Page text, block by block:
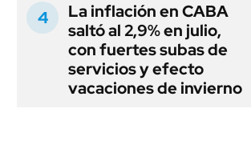
La inflación en CABA
saltó al 2,9% en julio,
con fuertes subas de
servicios y efecto
vacaciones de invierno